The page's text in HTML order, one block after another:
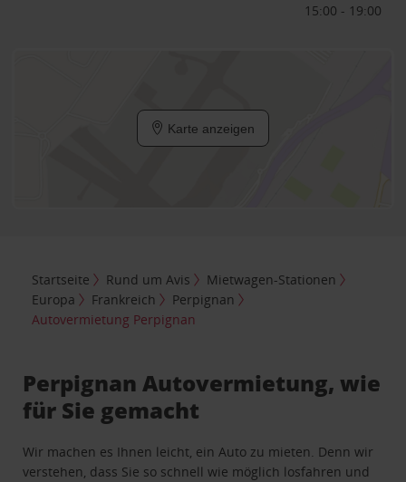
15:00 - 19:00
Karte anzeigen
Startseite Rund um Avis
Mietwagen-Stationen
Europa
Frankreich
Perpignan
Autovermietung Perpignan
Perpignan Autovermietung, wie
für Sie gemacht
Wir machen es Ihnen leicht, ein Auto zu mieten. Denn wir
verstehen, dass Sie so schnell wie möglich losfahren und